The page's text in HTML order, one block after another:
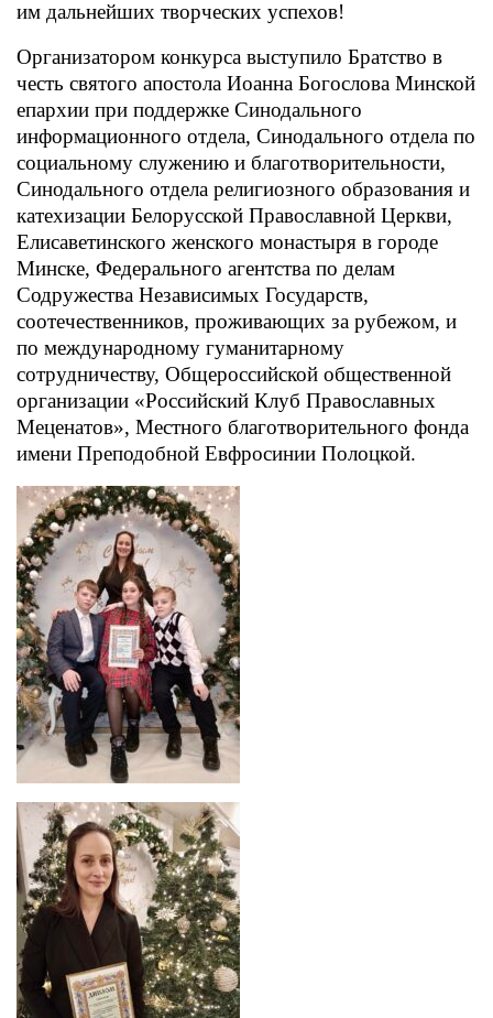
им дальнейших творческих успехов!
Организатором конкурса выступило Братство в
честь святого апостола Иоанна Богослова Минской
епархии при поддержке Синодального
информационного отдела, Синодального отдела по
социальному служению и благотворительности,
Синодального отдела религиозного образования и
катехизации Белорусской Православной Церкви,
Елисаветинского женского монастыря в городе
Минске, Федерального агентства по делам
Содружества Независимых Государств,
соотечественников, проживающих за рубежом, и
по международному гуманитарному
сотрудничеству, Общероссийской общественной
организации «Российский Клуб Православных
Меценатов», Местного благотворительного фонда
имени Преподобной Евфросинии Полоцкой.